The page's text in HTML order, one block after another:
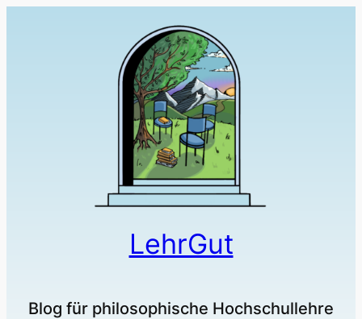
LehrGut
Blog für philosophische Hochschullehre